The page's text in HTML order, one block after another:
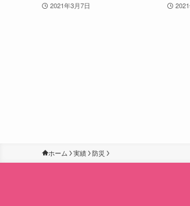
2021年3月7日
ホーム 実績 防災